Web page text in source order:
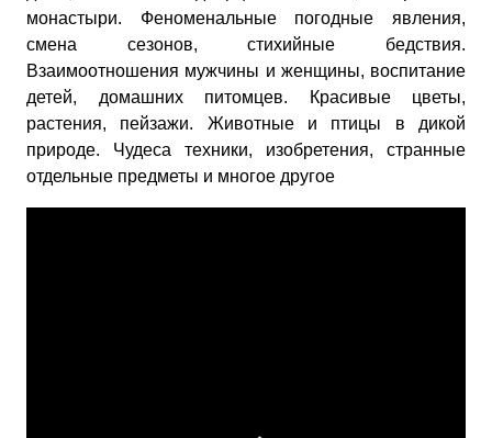
монастыри. Феноменальные погодные явления,
смена сезонов, стихийные бедствия.
Взаимоотношения мужчины и женщины, воспитание
детей, домашних питомцев. Красивые цветы,
растения, пейзажи. Животные и птицы в дикой
природе. Чудеса техники, изобретения, странные
отдельные предметы и многое другое